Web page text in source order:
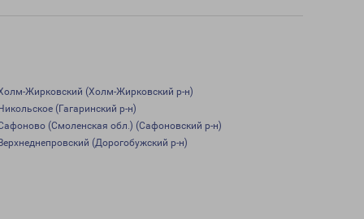
Жирковский (Холм-Жирковский р-н)
(Гагаринский р-н)
(Смоленская обл.) (Сафоновский р-н)
(Дорогобужский р-н)